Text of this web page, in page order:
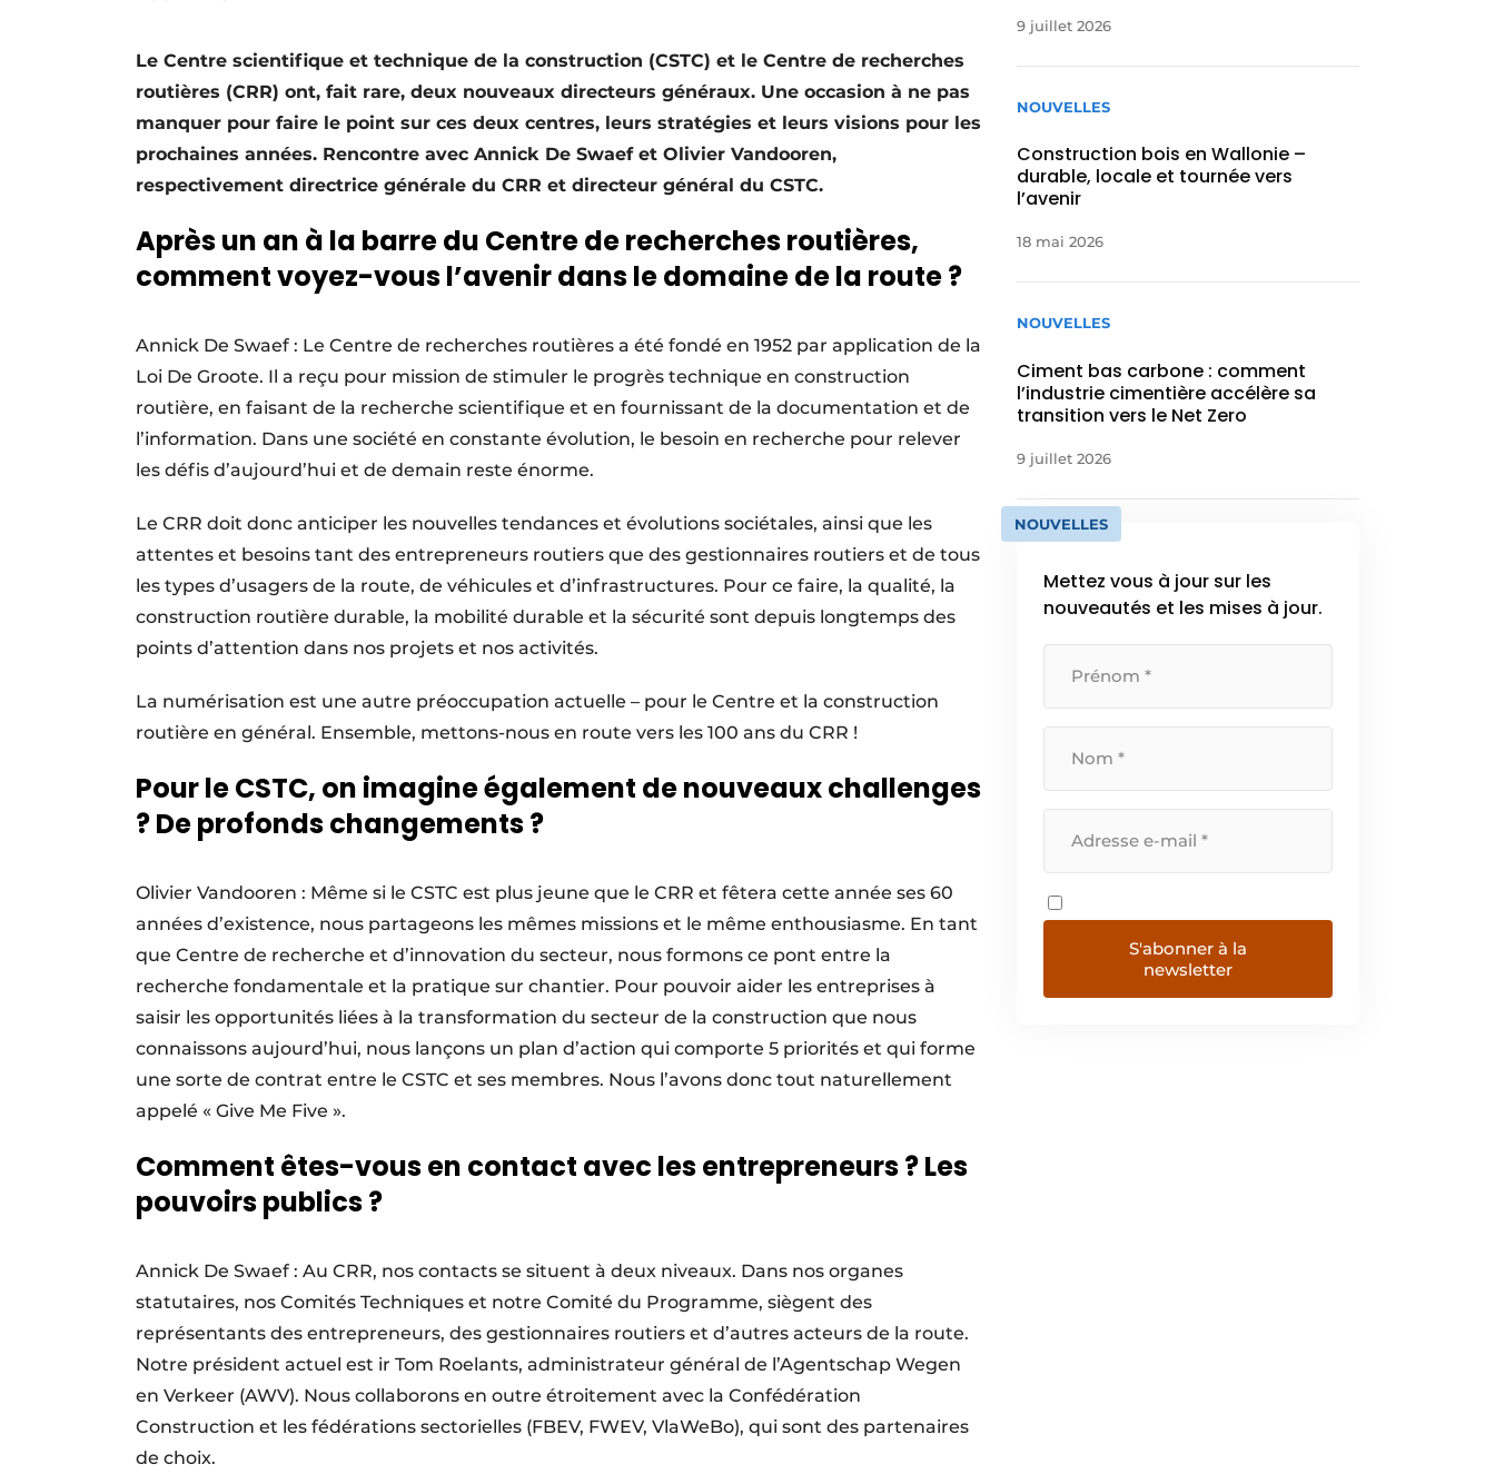
Video’s
Le Centre scientifique et technique de la construction (CSTC) et le Centre de recherches
routières (CRR) ont, fait rare, deux nouveaux directeurs généraux. Une occasion à ne pas
manquer pour faire le point sur ces deux centres, leurs stratégies et leurs visions pour les
prochaines années. Rencontre avec Annick De Swaef et Olivier Vandooren,
respectivement directrice générale du CRR et directeur général du CSTC.
Après un an à la barre du Centre de recherches routières,
comment voyez-vous l’avenir dans le domaine de la route ?
Annick De Swaef : Le Centre de recherches routières a été fondé en 1952 par application de la
Loi De Groote. Il a reçu pour mission de stimuler le progrès technique en construction
routière, en faisant de la recherche scientifique et en fournissant de la documentation et de
l’information. Dans une société en constante évolution, le besoin en recherche pour relever
les défis d’aujourd’hui et de demain reste énorme.
Le CRR doit donc anticiper les nouvelles tendances et évolutions sociétales, ainsi que les
attentes et besoins tant des entrepreneurs routiers que des gestionnaires routiers et de tous
les types d’usagers de la route, de véhicules et d’infrastructures. Pour ce faire, la qualité, la
construction routière durable, la mobilité durable et la sécurité sont depuis longtemps des
points d’attention dans nos projets et nos activités.
La numérisation est une autre préoccupation actuelle – pour le Centre et la construction
routière en général. Ensemble, mettons-nous en route vers les 100 ans du CRR !
Pour le CSTC, on imagine également de nouveaux challenges
? De profonds changements ?
Olivier Vandooren : Même si le CSTC est plus jeune que le CRR et fêtera cette année ses 60
années d’existence, nous partageons les mêmes missions et le même enthousiasme. En tant
que Centre de recherche et d’innovation du secteur, nous formons ce pont entre la
recherche fondamentale et la pratique sur chantier. Pour pouvoir aider les entreprises à
saisir les opportunités liées à la transformation du secteur de la construction que nous
connaissons aujourd’hui, nous lançons un plan d’action qui comporte 5 priorités et qui forme
une sorte de contrat entre le CSTC et ses membres. Nous l’avons donc tout naturellement
appelé « Give Me Five ».
Comment êtes-vous en contact avec les entrepreneurs ? Les
pouvoirs publics ?
Annick De Swaef : Au CRR, nos contacts se situent à deux niveaux. Dans nos organes
statutaires, nos Comités Techniques et notre Comité du Programme, siègent des
représentants des entrepreneurs, des gestionnaires routiers et d’autres acteurs de la route.
Notre président actuel est ir Tom Roelants, administrateur général de l’Agentschap Wegen
en Verkeer (AWV). Nous collaborons en outre étroitement avec la Confédération
Construction et les fédérations sectorielles (FBEV, FWEV, VlaWeBo), qui sont des partenaires
de choix.
9 juillet 2026
NOUVELLES
Construction bois en Wallonie –
durable, locale et tournée vers
l’avenir
18 mai 2026
NOUVELLES
Ciment bas carbone : comment
l’industrie cimentière accélère sa
transition vers le Net Zero
9 juillet 2026
NOUVELLES
Mettez vous à jour sur les
nouveautés et les mises à jour.
S'abonner à la
newsletter